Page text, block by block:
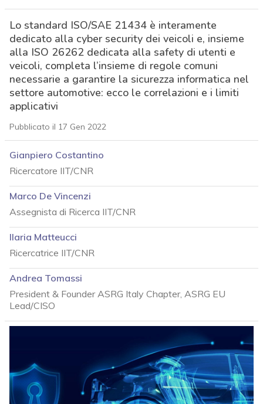
Lo standard ISO/SAE 21434 è interamente
dedicato alla cyber security dei veicoli e, insieme
alla ISO 26262 dedicata alla safety di utenti e
veicoli, completa l’insieme di regole comuni
necessarie a garantire la sicurezza informatica nel
settore automotive: ecco le correlazioni e i limiti
applicativi
Pubblicato il 17 Gen 2022
Gianpiero Costantino
Ricercatore IIT/CNR
Marco De Vincenzi
Assegnista di Ricerca IIT/CNR
Ilaria Matteucci
Ricercatrice IIT/CNR
Andrea Tomassi
President & Founder ASRG Italy Chapter, ASRG EU
Lead/CISO